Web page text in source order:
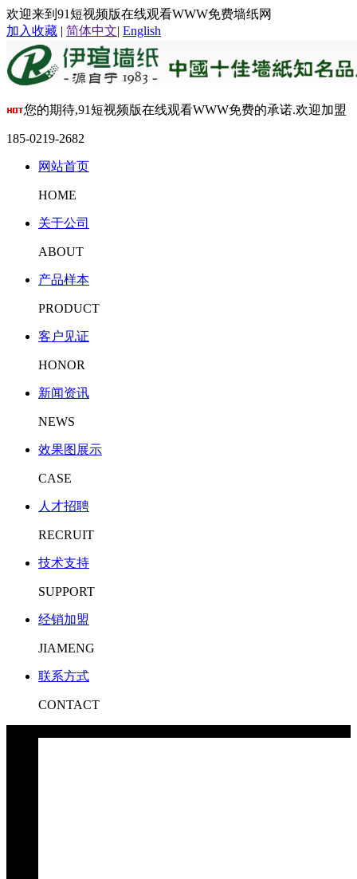
欢迎来到91短视频版在线观看WWW免费墙纸网
加入收藏 | 简体中文| English
您的期待,91短视频版在线观看WWW免费的承诺.欢迎加盟
185-0219-2682
网站首页
HOME
关于公司
ABOUT
产品样本
PRODUCT
客户见证
HONOR
新闻资讯
NEWS
效果图展示
CASE
人才招聘
RECRUIT
技术支持
SUPPORT
经销加盟
JIAMENG
联系方式
CONTACT